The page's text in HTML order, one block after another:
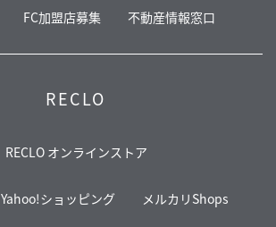
FC加盟店募集 不動産情報窓口
RECLO
RECLO オンラインストア
Yahoo!ショッピング メルカリShops